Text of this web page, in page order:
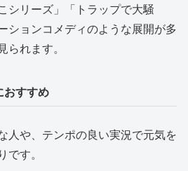
シリーズ」「トラップで大騒
ションコメディのような展開が多
られます。
おすすめ
人や、テンポの良い実況で元気を
す。